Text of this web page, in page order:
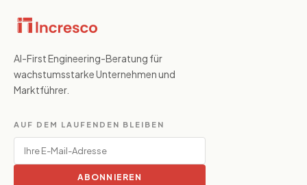
AI-First Engineering-Beratung für
wachstumsstarke Unternehmen und
Marktführer.
AUF DEM LAUFENDEN BLEIBEN
ABONNIEREN